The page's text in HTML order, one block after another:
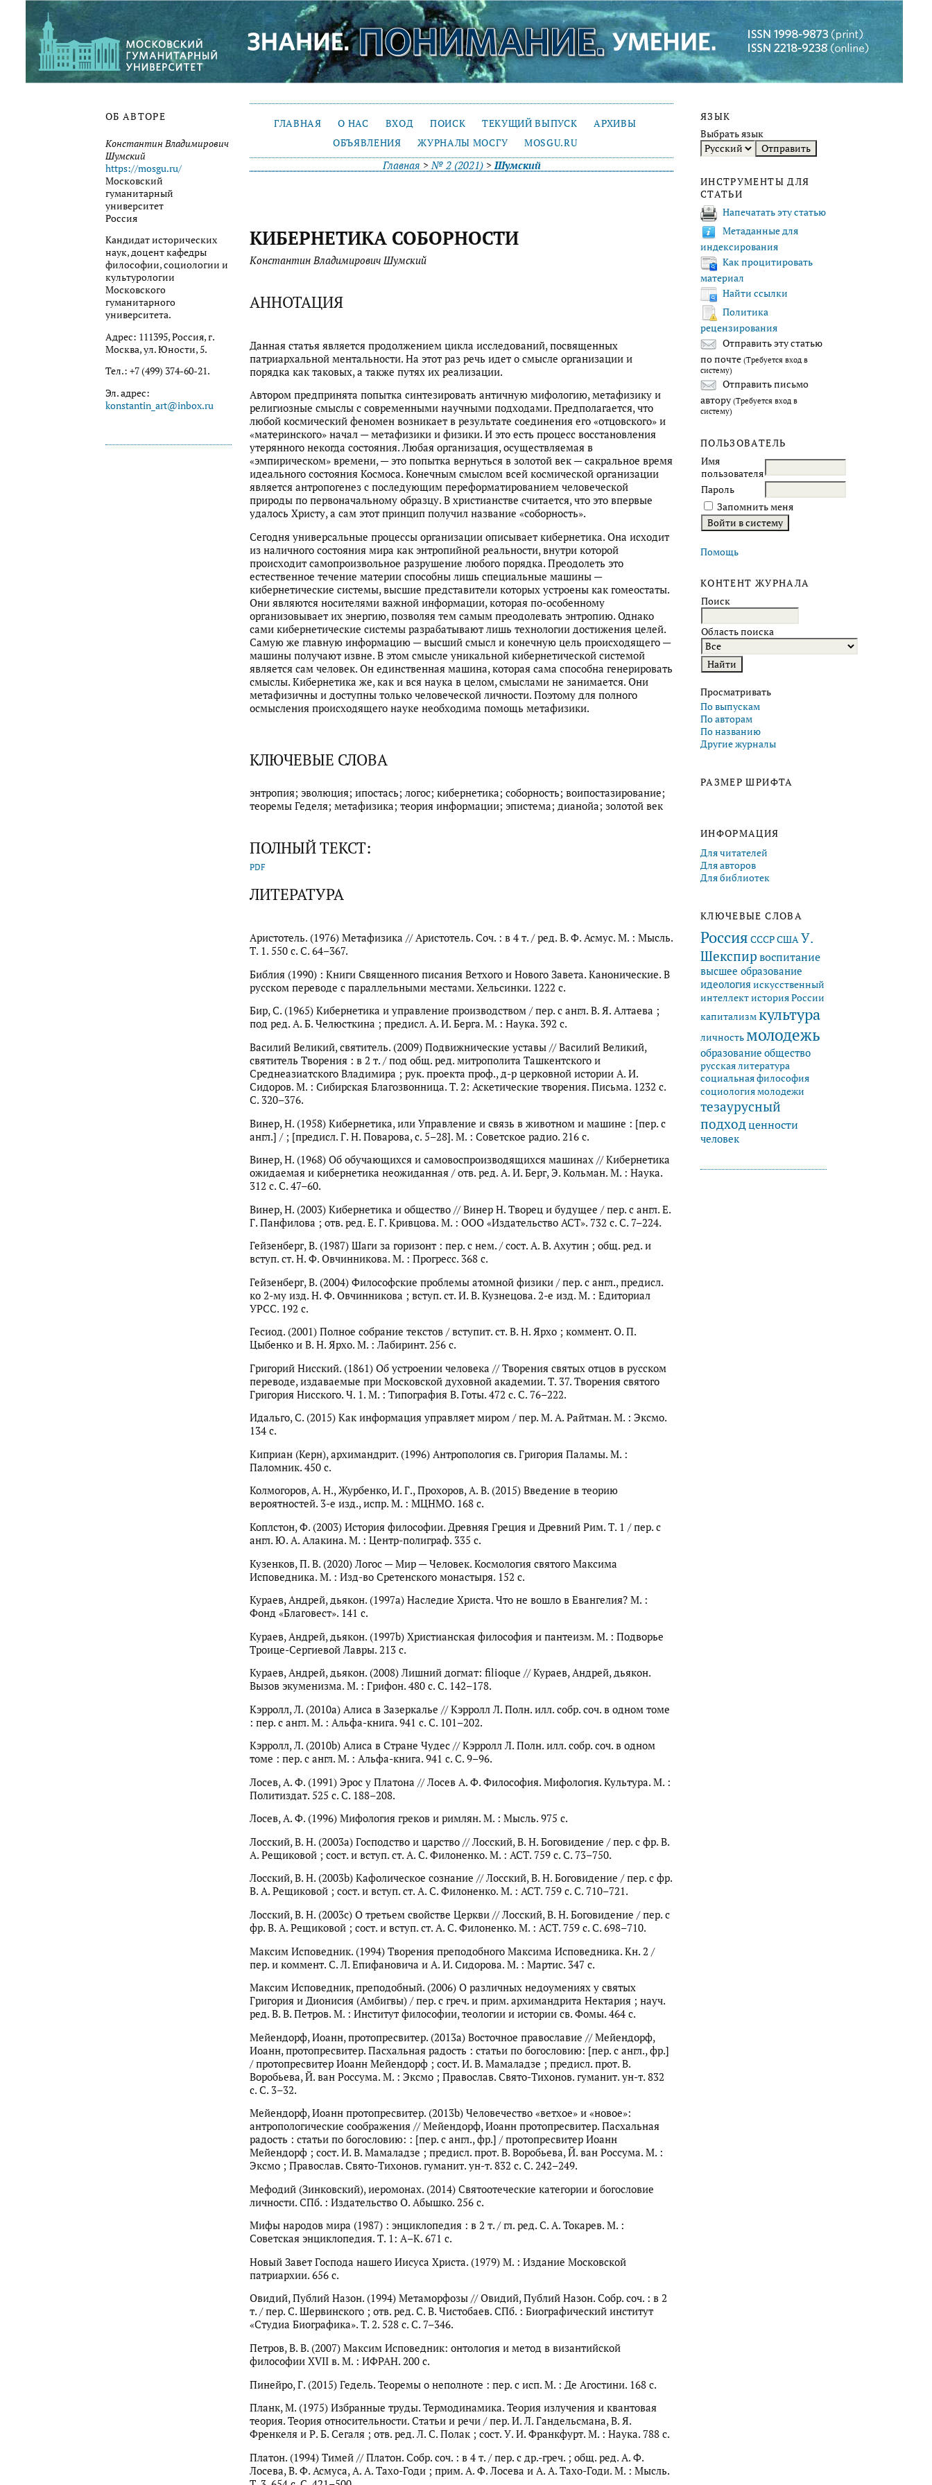
ОБ АВТОРЕ
Константин Владимирович
Шумский
https://mosgu.ru/
Московский
гуманитарный
университет
Россия
Кандидат исторических
наук, доцент кафедры
философии, социологии и
культурологии
Московского
гуманитарного
университета.
Адрес: 111395, Россия, г.
Москва, ул. Юности, 5.
Тел.: +7 (499) 374-60-21.
Эл. адрес:
konstantin_art@inbox.ru
ЯЗЫК
Выбрать язык
ИНСТРУМЕНТЫ ДЛЯ
СТАТЬИ
Напечатать эту статью
Метаданные для
индексирования
Как процитировать
материал
Найти ссылки
Политика
рецензирования
Отправить эту статью
по почте (Требуется вход в
систему)
Отправить письмо
автору (Требуется вход в
систему)
ПОЛЬЗОВАТЕЛЬ
Имя
пользователя
Пароль
Запомнить меня
Помощь
КОНТЕНТ ЖУРНАЛА
Поиск
Область поиска
Просматривать
По выпускам
По авторам
По названию
Другие журналы
РАЗМЕР ШРИФТА
ИНФОРМАЦИЯ
Для читателей
Для авторов
Для библиотек
КЛЮЧЕВЫЕ СЛОВА
Россия СССРСШАУ.
Шекспир воспитание
высшее образование
идеологияискусственный
интеллектистория России
капитализм культура
личностьмолодежь
образование общество
русская литература
социальная философия
социология молодежи
тезаурусный
подходценности
человек
ГЛАВНАЯ О НАС ВХОД ПОИСК ТЕКУЩИЙ ВЫПУСК
АРХИВЫ
ОБЪЯВЛЕНИЯ
ЖУРНАЛЫ МОСГУ MOSGU.RU
Главная >№ 2 (2021)>Шумский
КИБЕРНЕТИКА СОБОРНОСТИ
Константин Владимирович Шумский
АННОТАЦИЯ
Данная статья является продолжением цикла исследований, посвященных
патриархальной ментальности. На этот раз речь идет о смысле организации и
порядка как таковых, а также путях их реализации.
Автором предпринята попытка синтезировать античную мифологию, метафизику и
религиозные смыслы с современными научными подходами. Предполагается, что
любой космический феномен возникает в результате соединения его «отцовского» и
«материнского» начал — метафизики и физики. И это есть процесс восстановления
утерянного некогда состояния. Любая организация, осуществляемая в
«эмпирическом» времени, — это попытка вернуться в золотой век — сакральное время
идеального состояния Космоса. Конечным смыслом всей космической организации
является антропогенез с последующим переформатированием человеческой
природы по первоначальному образцу. В христианстве считается, что это впервые
удалось Христу, а сам этот принцип получил название «соборность».
Сегодня универсальные процессы организации описывает кибернетика. Она исходит
из наличного состояния мира как энтропийной реальности, внутри которой
происходит самопроизвольное разрушение любого порядка. Преодолеть это
естественное течение материи способны лишь специальные машины —
кибернетические системы, высшие представители которых устроены как гомеостаты.
Они являются носителями важной информации, которая по-особенному
организовывает их энергию, позволяя тем самым преодолевать энтропию. Однако
сами кибернетические системы разрабатывают лишь технологии достижения целей.
Самую же главную информацию — высший смысл и конечную цель происходящего —
машины получают извне. В этом смысле уникальной кибернетической системой
является сам человек. Он единственная машина, которая сама способна генерировать
смыслы. Кибернетика же, как и вся наука в целом, смыслами не занимается. Они
метафизичны и доступны только человеческой личности. Поэтому для полного
осмысления происходящего науке необходима помощь метафизики.
КЛЮЧЕВЫЕ СЛОВА
энтропия; эволюция; ипостась; логос; кибернетика; соборность; воипостазирование;
теоремы Геделя; метафизика; теория информации; эпистема; дианойа; золотой век
ПОЛНЫЙ ТЕКСТ:
PDF
ЛИТЕРАТУРА
Аристотель. (1976) Метафизика // Аристотель. Соч. : в 4 т. / ред. В. Ф. Асмус. М. : Мысль.
Т. 1. 550 с. С. 64–367.
Библия (1990) : Книги Священного писания Ветхого и Нового Завета. Канонические. В
русском переводе с параллельными местами. Хельсинки. 1222 с.
Бир, С. (1965) Кибернетика и управление производством / пер. с англ. В. Я. Алтаева ;
под ред. А. Б. Челюсткина ; предисл. А. И. Берга. М. : Наука. 392 с.
Василий Великий, святитель. (2009) Подвижнические уставы // Василий Великий,
святитель Творения : в 2 т. / под общ. ред. митрополита Ташкентского и
Среднеазиатского Владимира ; рук. проекта проф., д-р церковной истории А. И.
Сидоров. М. : Сибирская Благозвонница. Т. 2: Аскетические творения. Письма. 1232 с.
С. 320–376.
Винер, Н. (1958) Кибернетика, или Управление и связь в животном и машине : [пер. с
англ.] / ; [предисл. Г. Н. Поварова, с. 5–28]. М. : Советское радио. 216 с.
Винер, Н. (1968) Об обучающихся и самовоспроизводящихся машинах // Кибернетика
ожидаемая и кибернетика неожиданная / отв. ред. А. И. Берг, Э. Кольман. М. : Наука.
312 с. С. 47–60.
Винер, Н. (2003) Кибернетика и общество // Винер Н. Творец и будущее / пер. с англ. Е.
Г. Панфилова ; отв. ред. Е. Г. Кривцова. М. : ООО «Издательство АСТ». 732 с. С. 7–224.
Гейзенберг, В. (1987) Шаги за горизонт : пер. с нем. / сост. А. В. Ахутин ; общ. ред. и
вступ. ст. Н. Ф. Овчинникова. М. : Прогресс. 368 с.
Гейзенберг, В. (2004) Философские проблемы атомной физики / пер. с англ., предисл.
ко 2-му изд. Н. Ф. Овчинникова ; вступ. ст. И. В. Кузнецова. 2-е изд. М. : Едиториал
УРСС. 192 с.
Гесиод. (2001) Полное собрание текстов / вступит. ст. В. Н. Ярхо ; коммент. О. П.
Цыбенко и В. Н. Ярхо. М. : Лабиринт. 256 с.
Григорий Нисский. (1861) Об устроении человека // Творения святых отцов в русском
переводе, издаваемые при Московской духовной академии. Т. 37. Творения святого
Григория Нисского. Ч. 1. М. : Типография В. Готы. 472 с. С. 76–222.
Идальго, С. (2015) Как информация управляет миром / пер. М. А. Райтман. М. : Эксмо.
134 с.
Киприан (Керн), архимандрит. (1996) Антропология св. Григория Паламы. М. :
Паломник. 450 с.
Колмогоров, А. Н., Журбенко, И. Г., Прохоров, А. В. (2015) Введение в теорию
вероятностей. 3-е изд., испр. М. : МЦНМО. 168 с.
Коплстон, Ф. (2003) История философии. Древняя Греция и Древний Рим. Т. 1 / пер. с
англ. Ю. А. Алакина. М. : Центр-полиграф. 335 с.
Кузенков, П. В. (2020) Логос — Мир — Человек. Космология святого Максима
Исповедника. М. : Изд-во Сретенского монастыря. 152 с.
Кураев, Андрей, дьякон. (1997a) Наследие Христа. Что не вошло в Евангелия? М. :
Фонд «Благовест». 141 с.
Кураев, Андрей, дьякон. (1997b) Христианская философия и пантеизм. М. : Подворье
Троице-Сергиевой Лавры. 213 с.
Кураев, Андрей, дьякон. (2008) Лишний догмат: filioque // Кураев, Андрей, дьякон.
Вызов экуменизма. М. : Грифон. 480 с. С. 142–178.
Кэрролл, Л. (2010a) Алиса в Зазеркалье // Кэрролл Л. Полн. илл. собр. соч. в одном томе
: пер. с англ. М. : Альфа-книга. 941 с. С. 101–202.
Кэрролл, Л. (2010b) Алиса в Стране Чудес // Кэрролл Л. Полн. илл. собр. соч. в одном
томе : пер. с англ. М. : Альфа-книга. 941 с. С. 9–96.
Лосев, А. Ф. (1991) Эрос у Платона // Лосев А. Ф. Философия. Мифология. Культура. М. :
Политиздат. 525 с. С. 188–208.
Лосев, А. Ф. (1996) Мифология греков и римлян. М. : Мысль. 975 с.
Лосский, В. Н. (2003a) Господство и царство // Лосский, В. Н. Боговидение / пер. с фр. В.
А. Рещиковой ; сост. и вступ. ст. А. С. Филоненко. М. : АСТ. 759 с. С. 73–750.
Лосский, В. Н. (2003b) Кафолическое сознание // Лосский, В. Н. Боговидение / пер. с фр.
В. А. Рещиковой ; сост. и вступ. ст. А. С. Филоненко. М. : АСТ. 759 с. С. 710–721.
Лосский, В. Н. (2003c) О третьем свойстве Церкви // Лосский, В. Н. Боговидение / пер. с
фр. В. А. Рещиковой ; сост. и вступ. ст. А. С. Филоненко. М. : АСТ. 759 с. С. 698–710.
Максим Исповедник. (1994) Творения преподобного Максима Исповедника. Кн. 2 /
пер. и коммент. С. Л. Епифановича и А. И. Сидорова. М. : Мартис. 347 с.
Максим Исповедник, преподобный. (2006) О различных недоумениях у святых
Григория и Дионисия (Амбигвы) / пер. с греч. и прим. архимандрита Нектария ; науч.
ред. В. В. Петров. М. : Институт философии, теологии и истории св. Фомы. 464 с.
Мейендорф, Иоанн, протопресвитер. (2013a) Восточное православие // Мейендорф,
Иоанн, протопресвитер. Пасхальная радость : статьи по богословию: [пер. с англ., фр.]
/ протопресвитер Иоанн Мейендорф ; сост. И. В. Мамаладзе ; предисл. прот. В.
Воробьева, Й. ван Россума. М. : Эксмо ; Православ. Свято-Тихонов. гуманит. ун-т. 832
с. С. 3–32.
Мейендорф, Иоанн протопресвитер. (2013b) Человечество «ветхое» и «новое»:
антропологические соображения // Мейендорф, Иоанн протопресвитер. Пасхальная
радость : статьи по богословию: : [пер. с англ., фр.] / протопресвитер Иоанн
Мейендорф ; сост. И. В. Мамаладзе ; предисл. прот. В. Воробьева, Й. ван Россума. М. :
Эксмо ; Православ. Свято-Тихонов. гуманит. ун-т. 832 с. С. 242–249.
Мефодий (Зинковский), иеромонах. (2014) Святоотеческие категории и богословие
личности. СПб. : Издательство О. Абышко. 256 с.
Мифы народов мира (1987) : энциклопедия : в 2 т. / гл. ред. С. А. Токарев. М. :
Советская энциклопедия. Т. 1: А–К. 671 с.
Новый Завет Господа нашего Иисуса Христа. (1979) М. : Издание Московской
патриархии. 656 с.
Овидий, Публий Назон. (1994) Метаморфозы // Овидий, Публий Назон. Собр. соч. : в 2
т. / пер. С. Шервинского ; отв. ред. С. В. Чистобаев. СПб. : Биографический институт
«Студиа Биографика». Т. 2. 528 с. С. 7–346.
Петров, В. В. (2007) Максим Исповедник: онтология и метод в византийской
философии XVII в. М. : ИФРАН. 200 с.
Пинейро, Г. (2015) Гедель. Теоремы о неполноте : пер. с исп. М. : Де Агостини. 168 с.
Планк, М. (1975) Избранные труды. Термодинамика. Теория излучения и квантовая
теория. Теория относительности. Статьи и речи / пер. И. Л. Гандельсмана, В. Я.
Френкеля и Р. Б. Сегаля ; отв. ред. Л. С. Полак ; сост. У. И. Франкфурт. М. : Наука. 788 с.
Платон. (1994) Тимей // Платон. Собр. соч. : в 4 т. / пер. с др.-греч. ; общ. ред. А. Ф.
Лосева, В. Ф. Асмуса, А. А. Тахо-Годи ; прим. А. Ф. Лосева и А. А. Тахо-Годи. М. : Мысль.